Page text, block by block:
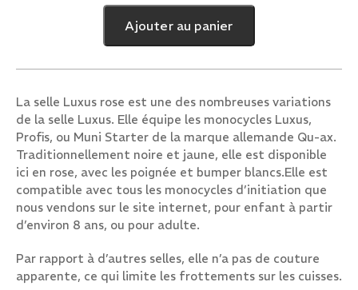
Selle
Luxus
Rose
Ajouter au panier
La selle Luxus rose est une des nombreuses variations
de la selle Luxus. Elle équipe les monocycles Luxus,
Profis, ou Muni Starter de la marque allemande Qu-ax.
Traditionnellement noire et jaune, elle est disponible
ici en rose, avec les poignée et bumper blancs.Elle est
compatible avec tous les monocycles d’initiation que
nous vendons sur le site internet, pour enfant à partir
d’environ 8 ans, ou pour adulte.
Par rapport à d’autres selles, elle n’a pas de couture
apparente, ce qui limite les frottements sur les cuisses.